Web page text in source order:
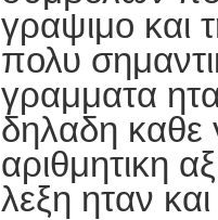
γραψιμο και
πολυ
γραμματα
δηλαδη καθε
αριθμητικη
λεξη ηταν